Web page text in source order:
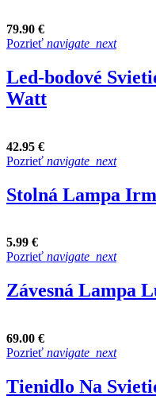
79.90 €
Pozrieť navigate_next
Led-bodové
Watt
42.95 €
Pozrieť navigate_next
Stolná Lampa
5.99 €
Pozrieť navigate_next
Závesná Lampa
69.00 €
Pozrieť navigate_next
Tienidlo Na